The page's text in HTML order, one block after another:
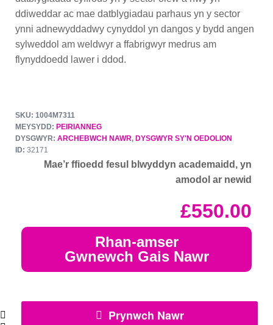
ddiweddar ac mae datblygiadau parhaus yn y sector
ynni adnewyddadwy cynyddol yn dangos y bydd angen
sylweddol am weldwyr a ffabrigwyr medrus am
flynyddoedd lawer i ddod.
SKU: 1004M7311
MEYSYDD: PEIRIANNEG
DYSGWYR: ARCHEBWCH NAWR, DYSGWYR SY'N OEDOLION
ID: 32171
Mae’r ffioedd fesul blwyddyn academaidd, yn
amodol ar newid
£550.00
Rhan-amser
Gwnewch Gais Nawr
Prynwch Nawr